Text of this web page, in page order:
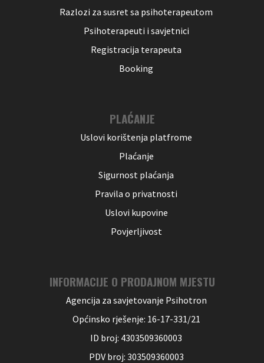
Razlozi za susret sa psihoterapeutom
Psihoterapeuti i savjetnici
Registracija terapeuta
Booking
PLAĆANJE
Uslovi korištenja platfrome
Plaćanje
Sigurnost plaćanja
Pravila o privatnosti
Uslovi kupovine
Povjerljivost
INFORMACIJE O PRODAJNOM MJESTU
Agencija za savjetovanje Psihotron
Općinsko rješenje: 16-17-331/21
ID broj: 4303509360003
PDV broj: 303509360003